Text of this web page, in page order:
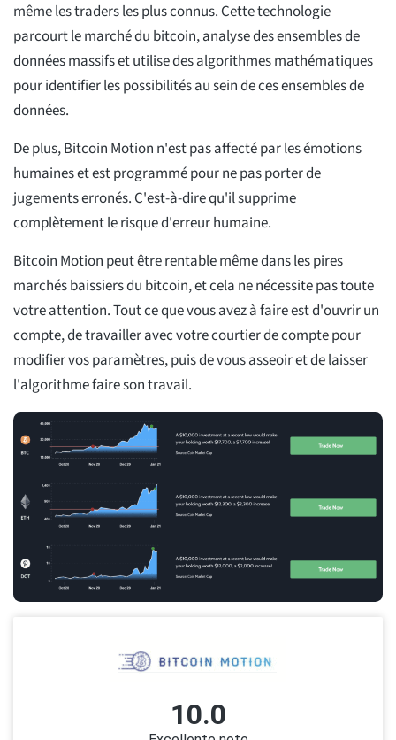
même les traders les plus connus. Cette technologie
parcourt le marché du bitcoin, analyse des ensembles de
données massifs et utilise des algorithmes mathématiques
pour identifier les possibilités au sein de ces ensembles de
données.
De plus, Bitcoin Motion n'est pas affecté par les émotions
humaines et est programmé pour ne pas porter de
jugements erronés. C'est-à-dire qu'il supprime
complètement le risque d'erreur humaine.
Bitcoin Motion peut être rentable même dans les pires
marchés baissiers du bitcoin, et cela ne nécessite pas toute
votre attention. Tout ce que vous avez à faire est d'ouvrir un
compte, de travailler avec votre courtier de compte pour
modifier vos paramètres, puis de vous asseoir et de laisser
l'algorithme faire son travail.
10.0